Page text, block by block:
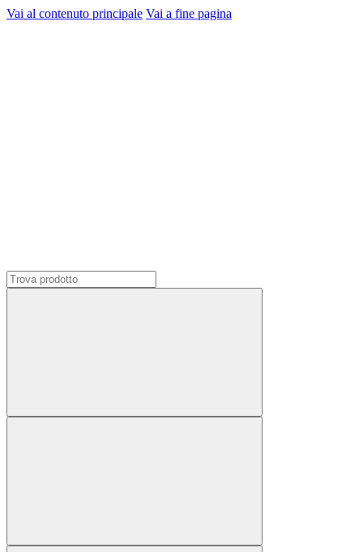
Vai al contenuto principale Vai a fine pagina